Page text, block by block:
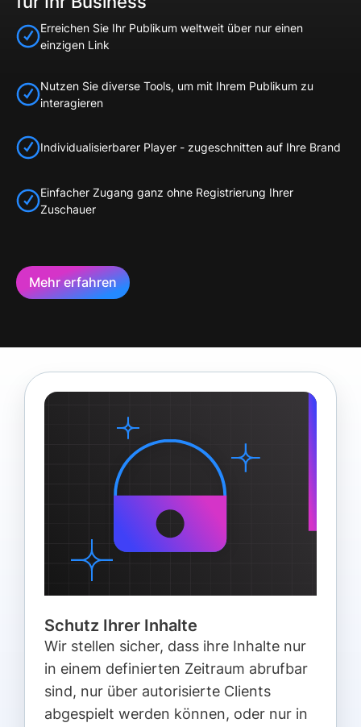
Erreichen Sie Ihr Publikum weltweit über nur einen
einzigen Link
Nutzen Sie diverse Tools, um mit Ihrem Publikum zu
interagieren
Individualisierbarer Player - zugeschnitten auf Ihre Brand
Einfacher Zugang ganz ohne Registrierung Ihrer
Zuschauer
Mehr erfahren
Schutz Ihrer Inhalte
Wir stellen sicher, dass ihre Inhalte nur
in einem definierten Zeitraum abrufbar
sind, nur über autorisierte Clients
abgespielt werden können, oder nur in